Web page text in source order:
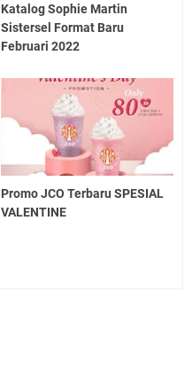
Katalog Sophie Martin
Sistersel Format Baru
Februari 2022
Promo JCO Terbaru SPESIAL
VALENTINE